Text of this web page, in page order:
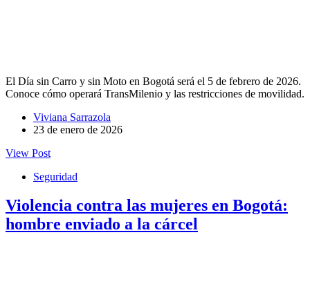
El Día sin Carro y sin Moto en Bogotá será el 5 de febrero de 2026.
Conoce cómo operará TransMilenio y las restricciones de movilidad.
Viviana Sarrazola
23 de enero de 2026
View Post
Seguridad
Violencia contra las mujeres en Bogotá:
hombre enviado a la cárcel